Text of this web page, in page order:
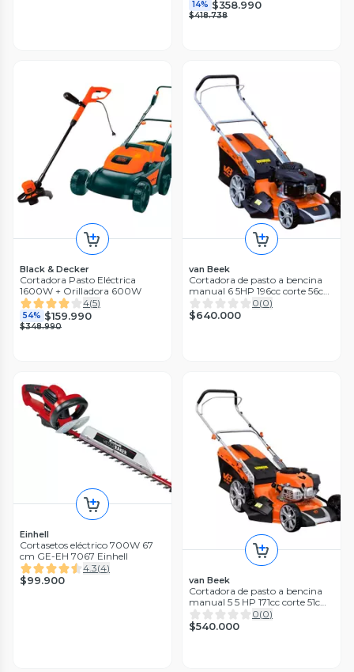
14% $358.990
$418.738
Black & Decker
Cortadora Pasto Eléctrica
1600W + Orilladora 600W
4(5)
54% $159.990
$348.990
van Beek
Cortadora de pasto a bencina
manual 6 5HP 196cc corte 56cm
70L
0(0)
$640.000
Einhell
Cortasetos eléctrico 700W 67
cm GE-EH 7067 Einhell
4.3(4)
$99.900 van Beek
Cortadora de pasto a bencina
manual 5 5 HP 171cc corte 51cm
70L
0(0)
$540.000